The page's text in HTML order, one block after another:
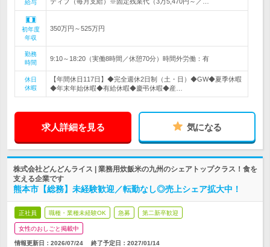
給与
初年度
年収
350万円～525万円
勤務
時間
9:10～18:20（実働8時間／休憩70分）時間外労働：有
休日
休暇
【年間休日117日】◆完全週休2日制（土・日）◆GW◆夏季休暇
◆年末年始休暇◆有給休暇◆慶弔休暇◆産…
求人詳細を見る 気になる
株式会社どんどんライス | 業務用炊飯米の九州のシェアトップクラス！食を
支える企業です
熊本市【総務】未経験歓迎／転勤なし◎売上シェア拡大中！
正社員 職種・業種未経験OK 急募 第二新卒歓迎
女性のおしごと掲載中
情報更新日：2026/07/24 終了予定日： 2027/01/14